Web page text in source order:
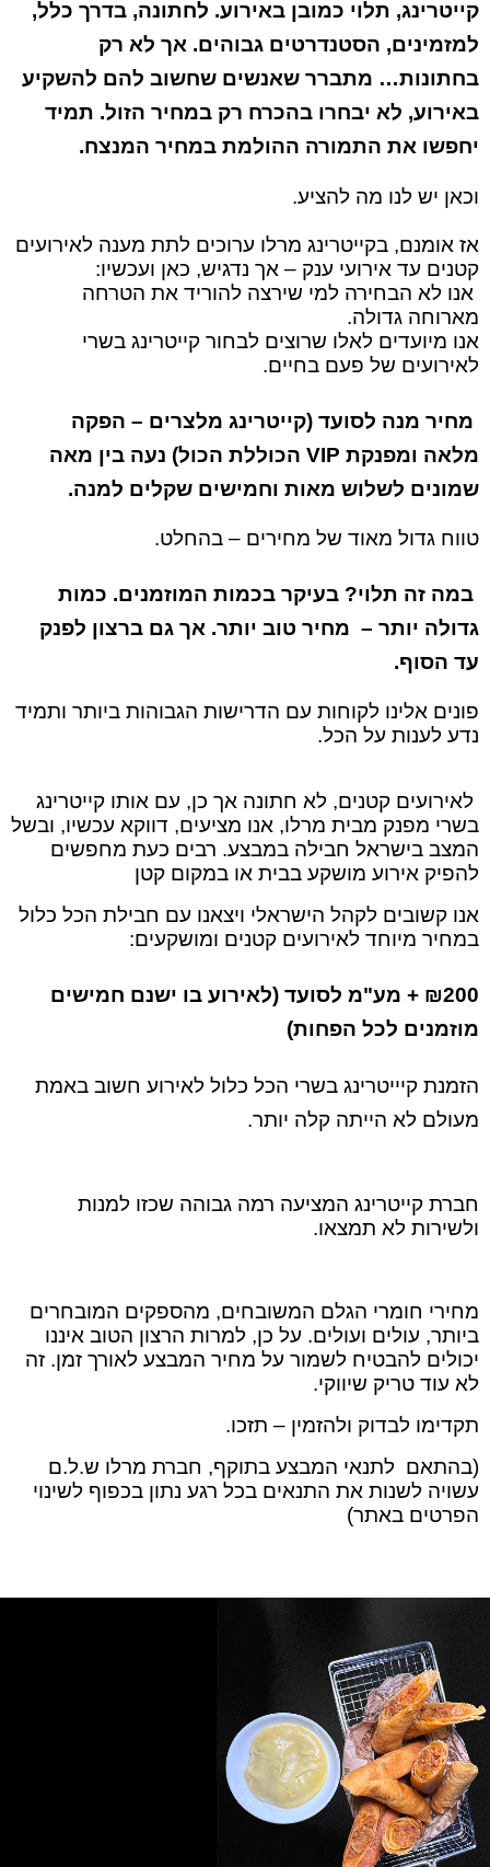
קייטרינג, תלוי כמובן באירוע. לחתונה, בדרך כלל,
למזמינים, הסטנדרטים גבוהים. אך לא רק
בחתונות… מתברר שאנשים שחשוב להם להשקיע
באירוע, לא יבחרו בהכרח רק במחיר הזול. תמיד
יחפשו את התמורה ההולמת במחיר המנצח.
וכאן יש לנו מה להציע.
אז אומנם, בקייטרינג מרלו ערוכים לתת מענה לאירועים
קטנים עד אירועי ענק – אך נדגיש, כאן ועכשיו:
אנו לא הבחירה למי שירצה להוריד את הטרחה
מארוחה גדולה.
אנו מיועדים לאלו שרוצים לבחור קייטרינג בשרי
לאירועים של פעם בחיים.
מחיר מנה לסועד (קייטרינג מלצרים – הפקה
מלאה ומפנקת VIP הכוללת הכול) נעה בין מאה
שמונים לשלוש מאות וחמישים שקלים למנה.
טווח גדול מאוד של מחירים – בהחלט.
במה זה תלוי? בעיקר בכמות המוזמנים. כמות
גדולה יותר – מחיר טוב יותר. אך גם ברצון לפנק
עד הסוף.
פונים אלינו לקוחות עם הדרישות הגבוהות ביותר ותמיד
נדע לענות על הכל.
לאירועים קטנים, לא חתונה אך כן, עם אותו קייטרינג
בשרי מפנק מבית מרלו, אנו מציעים, דווקא עכשיו, ובשל
המצב בישראל חבילה במבצע. רבים כעת מחפשים
להפיק אירוע מושקע בבית או במקום קטן
אנו קשובים לקהל הישראלי ויצאנו עם חבילת הכל כלול
במחיר מיוחד לאירועים קטנים ומושקעים:
₪200 + מע"מ לסועד (לאירוע בו ישנם חמישים
מוזמנים לכל הפחות)
הזמנת קיייטרינג בשרי הכל כלול לאירוע חשוב באמת
מעולם לא הייתה קלה יותר.
חברת קייטרינג המציעה רמה גבוהה שכזו למנות
ולשירות לא תמצאו.
מחירי חומרי הגלם המשובחים, מהספקים המובחרים
ביותר, עולים ועולים. על כן, למרות הרצון הטוב איננו
יכולים להבטיח לשמור על מחיר המבצע לאורך זמן. זה
לא עוד טריק שיווקי.
תקדימו לבדוק ולהזמין – תזכו.
(בהתאם לתנאי המבצע בתוקף, חברת מרלו ש.ל.ם
עשויה לשנות את התנאים בכל רגע נתון בכפוף לשינוי
הפרטים באתר)